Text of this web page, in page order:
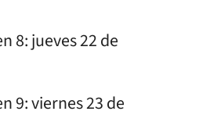
8: jueves 22 de
9: viernes 23 de